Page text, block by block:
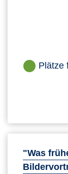
Plätze
"Was